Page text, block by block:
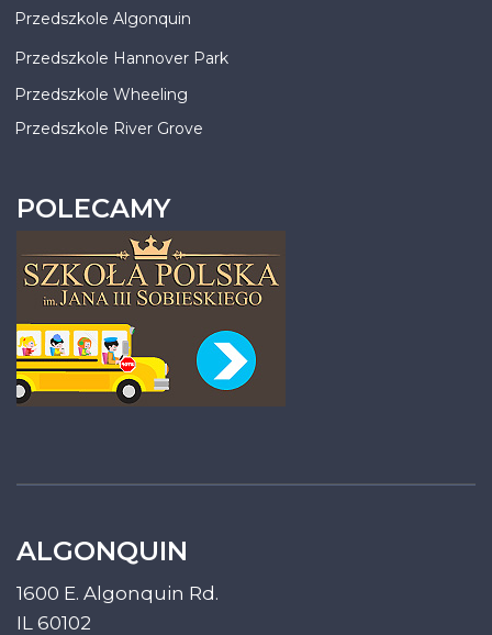
Przedszkole Algonquin
Przedszkole Hannover Park
Przedszkole Wheeling
Przedszkole River Grove
POLECAMY
ALGONQUIN
1600 E. Algonquin Rd.
IL 60102